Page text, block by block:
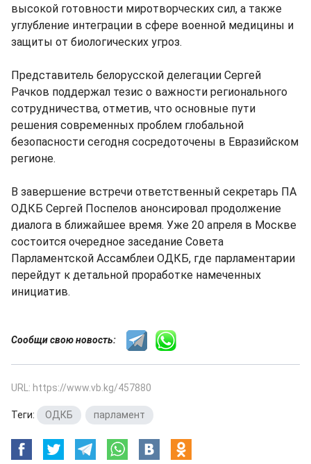
высокой готовности миротворческих сил, а также
углубление интеграции в сфере военной медицины и
защиты от биологических угроз.
Представитель белорусской делегации Сергей
Рачков поддержал тезис о важности регионального
сотрудничества, отметив, что основные пути
решения современных проблем глобальной
безопасности сегодня сосредоточены в Евразийском
регионе.
В завершение встречи ответственный секретарь ПА
ОДКБ Сергей Поспелов анонсировал продолжение
диалога в ближайшее время. Уже 20 апреля в Москве
состоится очередное заседание Совета
Парламентской Ассамблеи ОДКБ, где парламентарии
перейдут к детальной проработке намеченных
инициатив.
Сообщи свою новость:
URL: https://www.vb.kg/457880
Теги: ОДКБ парламент